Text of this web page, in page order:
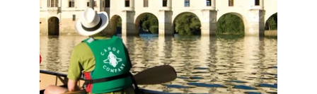
conservation des données est de 3ans. Vous bénéficiez d'un droit d'accès, de
rectification, de portabilité, d'effacement de celles-ci ou une limitation du
traitement. Vous pouvez vous opposer au traitement des données vous
concernant et disposez du droit de retirer votre consentement à tout moment en
nous contactant directement. Vous avez la possibilité d'introduire une réclamation
auprès d'une autorité de contrôle si vous estimez que ce traitement de données
à caractère personnel ne répond pas aux exigences légales en vigueur.